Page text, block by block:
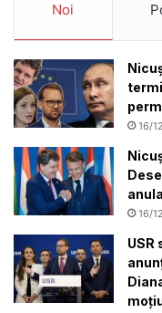
Noi
16/
16/
USR